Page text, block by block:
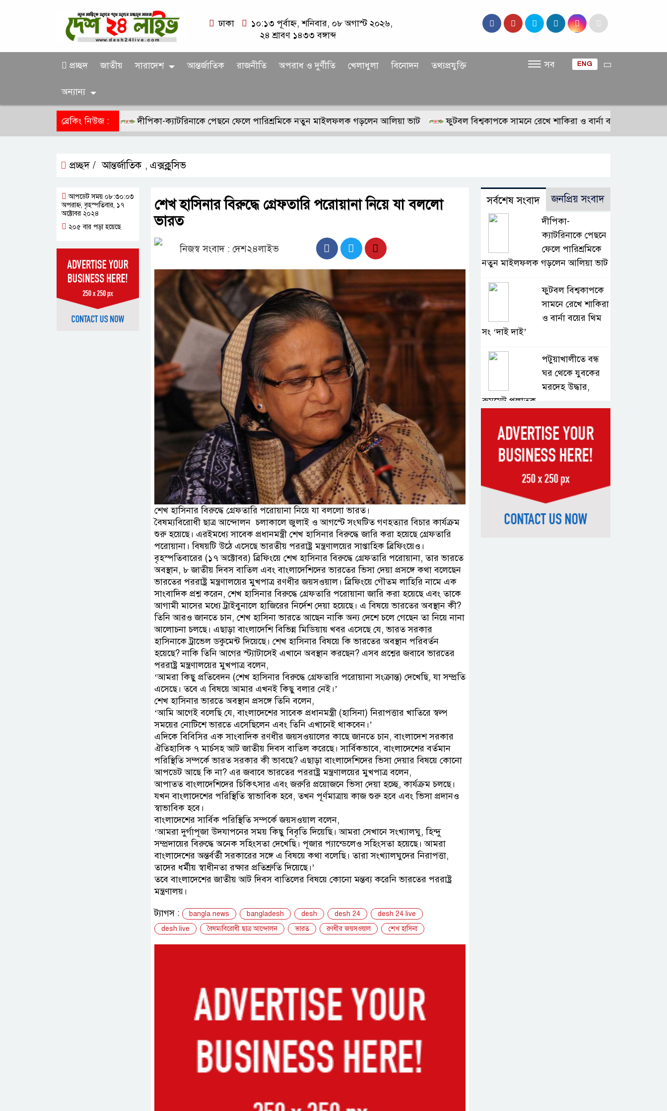
ঢাকা
১০:১৩ পূর্বাহ্ন, শনিবার, ০৮ অগাস্ট ২০২৬,
২৪ শ্রাবণ ১৪৩৩ বঙ্গাব্দ
প্রচ্ছদ জাতীয় সারাদেশ আন্তর্জাতিক রাজনীতি অপরাধ ও দুর্ণীতি খেলাধুলা বিনোদন তথ্যপ্রযুক্তি
অন্যান্য
সব ENG
ব্রেকিং নিউজ :দীপিকা-ক্যাটরিনাকে পেছনে ফেলে পারিশ্রমিকে নতুন মাইলফলক গড়লেন আলিয়া ভাট ফুটবল বিশ্বকাপকে সামনে রেখে শাকিরা ও বার্না বয়ের থিম সং ‘দাই দাই’
প্রচ্ছদ / আন্তর্জাতিক , এক্সক্লুসিভ
শেখ হাসিনার বিরুদ্ধে গ্রেফতারি পরোয়ানা নিয়ে যা বললো
ভারত
নিজস্ব সংবাদ : দেশ২৪লাইভ
শেখ হাসিনার বিরুদ্ধে গ্রেফতারি পরোয়ানা নিয়ে যা বললো ভারত।
বৈষম্যবিরোধী ছাত্র আন্দোলন চলাকালে জুলাই ও আগস্টে সংঘটিত গণহত্যার বিচার কার্যক্রম
শুরু হয়েছে। এরইমধ্যে সাবেক প্রধানমন্ত্রী শেখ হাসিনার বিরুদ্ধে জারি করা হয়েছে গ্রেফতারি
পরোয়ানা। বিষয়টি উঠে এসেছে ভারতীয় পররাষ্ট্র মন্ত্রণালয়ের সাপ্তাহিক ব্রিফিংয়েও।
বৃহস্পতিবারের (১৭ অক্টোবর) ব্রিফিংয়ে শেখ হাসিনার বিরুদ্ধে গ্রেফতারি পরোয়ানা, তার ভারতে
অবস্থান, ৮ জাতীয় দিবস বাতিল এবং বাংলাদেশিদের ভারতের ভিসা দেয়া প্রসঙ্গে কথা বলেছেন
ভারতের পররাষ্ট্র মন্ত্রণালয়ের মুখপাত্র রণধীর জয়সওয়াল। ব্রিফিংয়ে গৌতম লাহিরি নামে এক
সাংবাদিক প্রশ্ন করেন, শেখ হাসিনার বিরুদ্ধে গ্রেফতারি পরোয়ানা জারি করা হয়েছে এবং তাকে
আগামী মাসের মধ্যে ট্রাইবুনালে হাজিরের নির্দেশ দেয়া হয়েছে। এ বিষয়ে ভারতের অবস্থান কী?
তিনি আরও জানতে চান, শেখ হাসিনা ভারতে আছেন নাকি অন্য দেশে চলে গেছেন তা নিয়ে নানা
আলোচনা চলছে। এছাড়া বাংলাদেশি বিভিন্ন মিডিয়ায় খবর এসেছে যে, ভারত সরকার
হাসিনাকে ট্রাভেল ডকুমেন্ট দিয়েছে। শেখ হাসিনার বিষয়ে কি ভারতের অবস্থান পরিবর্তন
হয়েছে? নাকি তিনি আগের স্ট্যাটাসেই এখানে অবস্থান করছেন? এসব প্রশ্নের জবাবে ভারতের
পররাষ্ট্র মন্ত্রণালয়ের মুখপাত্র বলেন,
‘আমরা কিছু প্রতিবেদন (শেখ হাসিনার বিরুদ্ধে গ্রেফতারি পরোয়ানা সংক্রান্ত) দেখেছি, যা সম্প্রতি
এসেছে। তবে এ বিষয়ে আমার এখনই কিছু বলার নেই।’
শেখ হাসিনার ভারতে অবস্থান প্রসঙ্গে তিনি বলেন,
‘আমি আগেই বলেছি যে, বাংলাদেশের সাবেক প্রধানমন্ত্রী (হাসিনা) নিরাপত্তার খাতিরে স্বল্প
সময়ের নোটিশে ভারতে এসেছিলেন এবং তিনি এখানেই থাকবেন।’
এদিকে বিবিসির এক সাংবাদিক রণধীর জয়সওয়ালের কাছে জানতে চান, বাংলাদেশ সরকার
ঐতিহাসিক ৭ মার্চসহ আট জাতীয় দিবস বাতিল করেছে। সার্বিকভাবে, বাংলাদেশের বর্তমান
পরিস্থিতি সম্পর্কে ভারত সরকার কী ভাবছে? এছাড়া বাংলাদেশিদের ভিসা দেয়ার বিষয়ে কোনো
আপডেট আছে কি না? এর জবাবে ভারতের পররাষ্ট্র মন্ত্রণালয়ের মুখপাত্র বলেন,
আপাতত বাংলাদেশিদের চিকিৎসার এবং জরুরি প্রয়োজনে ভিসা দেয়া হচ্ছে, কার্যক্রম চলছে।
যখন বাংলাদেশের পরিস্থিতি স্বাভাবিক হবে, তখন পূর্ণমাত্রায় কাজ শুরু হবে এবং ভিসা প্রদানও
স্বাভাবিক হবে।
বাংলাদেশের সার্বিক পরিস্থিতি সম্পর্কে জয়সওয়াল বলেন,
‘আমরা দুর্গাপূজা উদযাপনের সময় কিছু বিবৃতি দিয়েছি। আমরা সেখানে সংখ্যালঘু, হিন্দু
সম্প্রদায়ের বিরুদ্ধে অনেক সহিংসতা দেখেছি। পূজার প্যান্ডেলেও সহিংসতা হয়েছে। আমরা
বাংলাদেশের অন্তর্বর্তী সরকারের সঙ্গে এ বিষয়ে কথা বলেছি। তারা সংখ্যালঘুদের নিরাপত্তা,
তাদের ধর্মীয় স্বাধীনতা রক্ষার প্রতিশ্রুতি দিয়েছে।’
তবে বাংলাদেশের জাতীয় আট দিবস বাতিলের বিষয়ে কোনো মন্তব্য করেনি ভারতের পররাষ্ট্র
মন্ত্রণালয়।
ট্যাগস :
bangla news bangladesh desh desh 24
desh 24 live
desh live
বৈষম্যবিরোধী ছাত্র আন্দোলন ভারত রণধীর জয়সওয়াল শেখ হাসিনা
আপডেট সময় ০৮:৩০:০৩
অপরাহ্ন, বৃহস্পতিবার, ১৭
অক্টোবর ২০২৪
২০৫ বার পড়া হয়েছে
সর্বশেষ সংবাদ জনপ্রিয় সংবাদ
দীপিকা-
ক্যাটরিনাকে পেছনে
ফেলে পারিশ্রমিকে
নতুন মাইলফলক গড়লেন আলিয়া ভাট
ফুটবল বিশ্বকাপকে
সামনে রেখে শাকিরা
ও বার্না বয়ের থিম
সং ‘দাই দাই’
পটুয়াখালীতে বন্ধ
ঘর থেকে যুবকের
মরদেহ উদ্ধার,
রুমমেট পলাতক
বাংলাদেশি দুই
শিক্ষার্থী হত্যার
সন্দেহভাজন
মারধর করেছিলেন
সংসদে নিজেকে
‘শিশু মুক্তিযোদ্ধা’